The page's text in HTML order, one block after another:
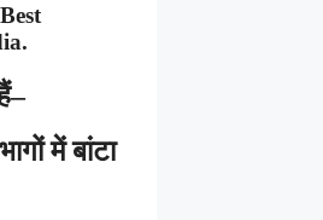
Best
.
में बांटा